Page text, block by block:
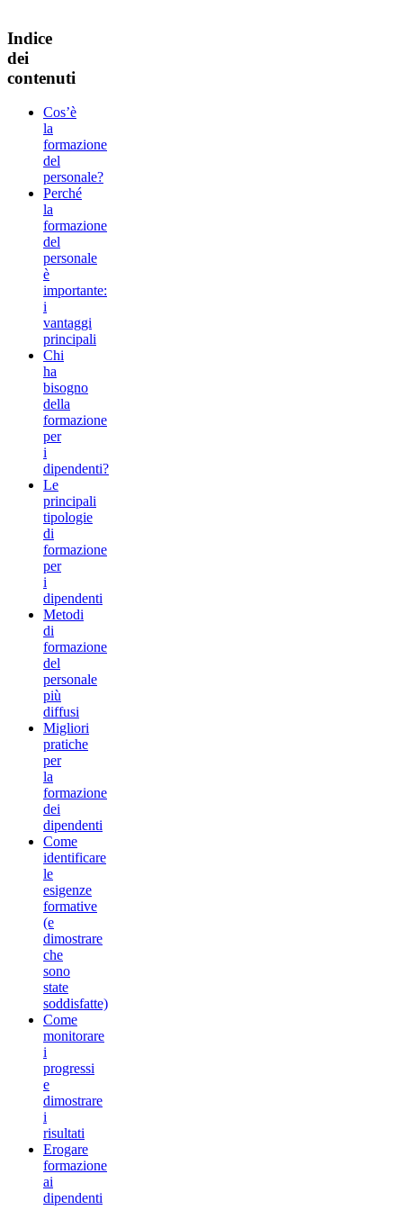
Indice
dei
contenuti
Cos’è
la
formazione
del
personale?
Perché
la
formazione
del
personale
è
importante:
i
vantaggi
principali
Chi
ha
bisogno
della
formazione
per
i
dipendenti?
Le
principali
tipologie
di
formazione
per
i
dipendenti
Metodi
di
formazione
del
personale
più
diffusi
Migliori
pratiche
per
la
formazione
dei
dipendenti
Come
identificare
le
esigenze
formative
(e
dimostrare
che
sono
state
soddisfatte)
Come
monitorare
i
progressi
e
dimostrare
i
risultati
Erogare
formazione
ai
dipendenti